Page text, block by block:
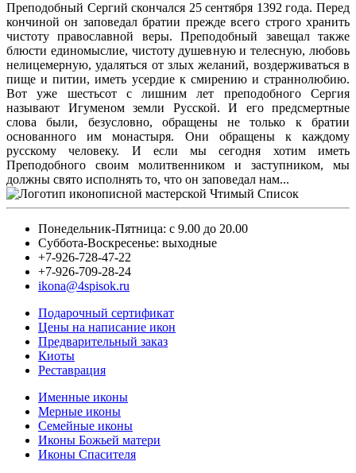
Преподобный Сергий скончался 25 сентября 1392 года. Перед
кончиной он заповедал братии прежде всего строго хранить
чистоту православной веры. Преподобный завещал также
блюсти единомыслие, чистоту душевную и телесную, любовь
нелицемерную, удаляться от злых желаний, воздерживаться в
пище и питии, иметь усердие к смирению и страннолюбию.
Вот уже шестьсот с лишним лет преподобного Сергия
называют Игуменом земли Русской. И его предсмертные
слова были, безусловно, обращены не только к братии
основанного им монастыря. Они обращены к каждому
русскому человеку. И если мы сегодня хотим иметь
Преподобного своим молитвенником и заступником, мы
должны свято исполнять то, что он заповедал нам...
Понедельник-Пятница: с 9.00 до 20.00
Суббота-Воскресенье: выходные
+7-926-728-47-22
+7-926-709-28-24
ikona@4spisok.ru
Подарочный сертификат
Цены на написание икон
Предварительный заказ
Киоты
Реставрация
Именные иконы
Мерные иконы
Семейные иконы
Иконы Божьей матери
Иконы Спасителя